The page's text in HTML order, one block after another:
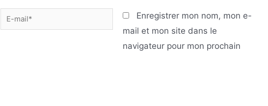
E-
mail*
Enregistrer mon nom, mon e-
mail et mon site dans le
navigateur pour mon prochain